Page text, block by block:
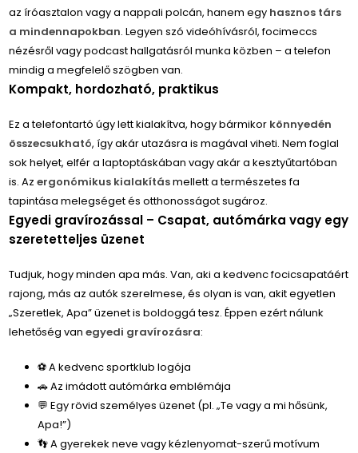
az íróasztalon vagy a nappali polcán, hanem egy hasznos társ
a mindennapokban. Legyen szó videóhívásról, focimeccs
nézésről vagy podcast hallgatásról munka közben – a telefon
mindig a megfelelő szögben van.
Kompakt, hordozható, praktikus
Ez a telefontartó úgy lett kialakítva, hogy bármikor könnyedén
összecsukható, így akár utazásra is magával viheti. Nem foglal
sok helyet, elfér a laptoptáskában vagy akár a kesztyűtartóban
is. Azergonómikus kialakításmellett a természetes fa
tapintása melegséget és otthonosságot sugároz.
Egyedi gravírozással – Csapat, autómárka vagy egy
szeretetteljes üzenet
Tudjuk, hogy minden apa más. Van, aki a kedvenc focicsapatáért
rajong, más az autók szerelmese, és olyan is van, akit egyetlen
„Szeretlek, Apa” üzenet is boldoggá tesz. Éppen ezért nálunk
lehetőség vanegyedi gravírozásra:
⚽️ A kedvenc sportklub logója
🚗 Az imádott autómárka emblémája
💬 Egy rövid személyes üzenet (pl. „Te vagy a mi hősünk,
Apa!”)
👣 A gyerekek neve vagy kézlenyomat-szerű motívum